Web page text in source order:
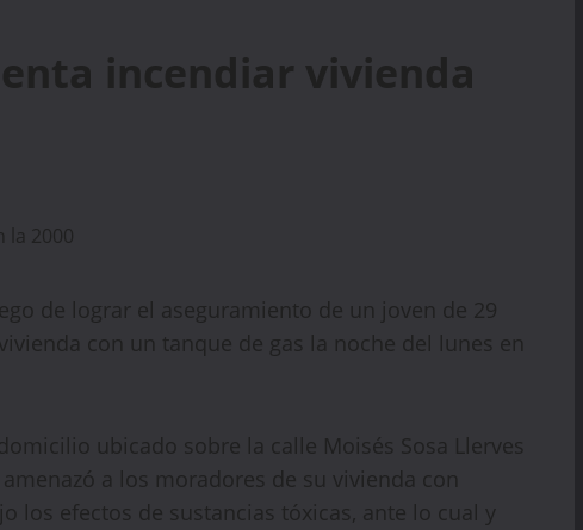
incendiar vivienda
de lograr el aseguramiento de un joven de 29
con un tanque de gas la noche del lunes en
ubicado sobre la calle Moisés Sosa Llerves
a los moradores de su vivienda con
los efectos de sustancias tóxicas, ante lo cual y